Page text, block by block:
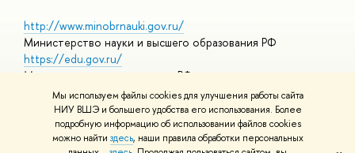
Мы используем файлы cookies для улучшения работы сайта
НИУ ВШЭ и большего удобства его использования. Более
подробную информацию об использовании файлов cookies
можно найти здесь, наши правила обработки персональных
http://www.minobrnauki.gov.ru/
Министерство науки и высшего образования РФ
https://edu.gov.ru/
Министерство просвещения РФ
https://elearning.hse.ru/mooc
Массовые открытые онлайн-курсы